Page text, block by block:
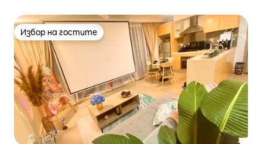
Избор на гостите
Избор на гостите